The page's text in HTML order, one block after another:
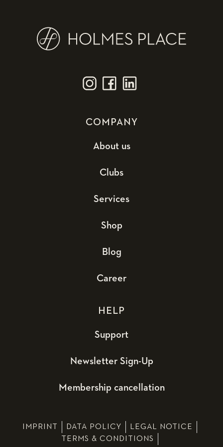
COMPANY
About us
Clubs
Services
Shop
Blog
Career
HELP
Support
Newsletter Sign-Up
Membership cancellation
IMPRINT DATA POLICY
LEGAL NOTICE
TERMS & CONDITIONS